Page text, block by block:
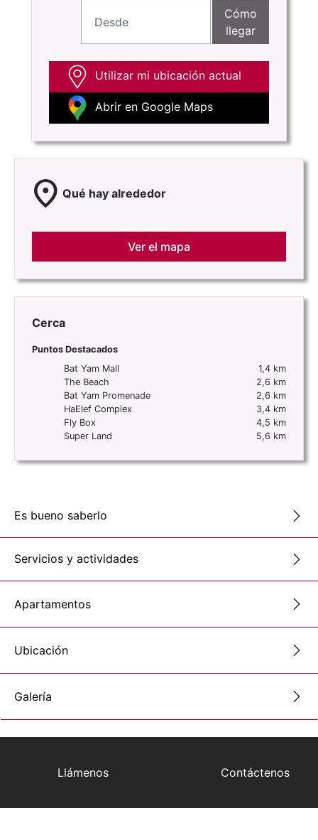
Cómo
llegar
Utilizar mi ubicación actual
Abrir en Google Maps
location_on Qué hay alrededor
Ver el mapa
Cerca
Puntos Destacados
Bat Yam Mall
1,4 km
The Beach
2,6 km
Bat Yam Promenade
2,6 km
HaElef Complex
3,4 km
Fly Box
4,5 km
Super Land
5,6 km
Es bueno saberlo
Servicios y actividades
Apartamentos
Ubicación
Galería
Llámenos Contáctenos